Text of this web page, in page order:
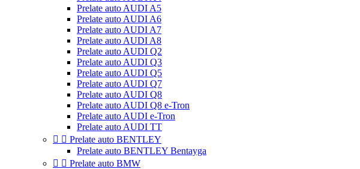
Prelate auto AUDI A5
Prelate auto AUDI A6
Prelate auto AUDI A7
Prelate auto AUDI A8
Prelate auto AUDI Q2
Prelate auto AUDI Q3
Prelate auto AUDI Q5
Prelate auto AUDI Q7
Prelate auto AUDI Q8
Prelate auto AUDI Q8 e-Tron
Prelate auto AUDI e-Tron
Prelate auto AUDI TT
  Prelate auto BENTLEY
Prelate auto BENTLEY Bentayga
  Prelate auto BMW